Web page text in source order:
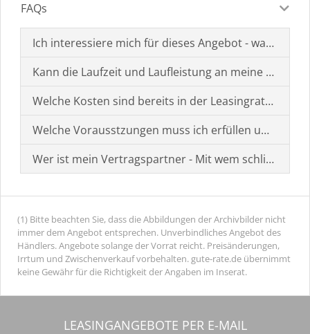
FAQs
Ich interessiere mich für dieses Angebot - was muss
Kann die Laufzeit und Laufleistung an meine
Welche Kosten sind bereits in der Leasingrate
Welche Vorausstzungen muss ich erfüllen um einen
Wer ist mein Vertragspartner - Mit wem schließe ich
(1) Bitte beachten Sie, dass die Abbildungen der Archivbilder nicht
immer dem Angebot entsprechen. Unverbindliches Angebot des
Händlers. Angebote solange der Vorrat reicht. Preisänderungen,
Irrtum und Zwischenverkauf vorbehalten. gute-rate.de übernimmt
keine Gewähr für die Richtigkeit der Angaben im Inserat.
LEASINGANGEBOTE PER E-MAIL